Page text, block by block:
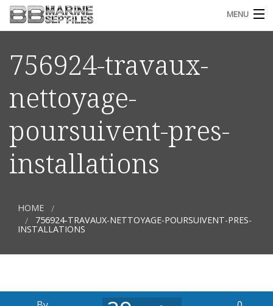
MENU
L’ENTREPRISE
QUALIFICATION ET CERTIFICATIONS
CONTACT
FRANÇAIS
756924-travaux-
nettoyage-
poursuivent-pres-
installations
HOME
756924-TRAVAUX-NETTOYAGE-POURSUIVENT-PRES-
INSTALLATIONS